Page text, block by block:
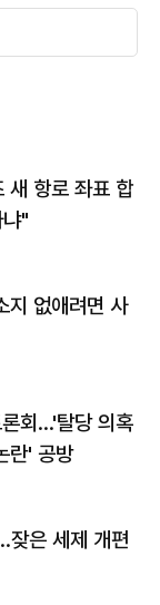
새 항로 좌표 합
"
지 없애려면 사
회…'탈당 의혹
란' 공방
잦은 세제 개편